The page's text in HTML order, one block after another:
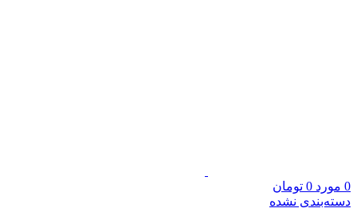
0 مورد 0 تومان
دسته‌بندی نشده